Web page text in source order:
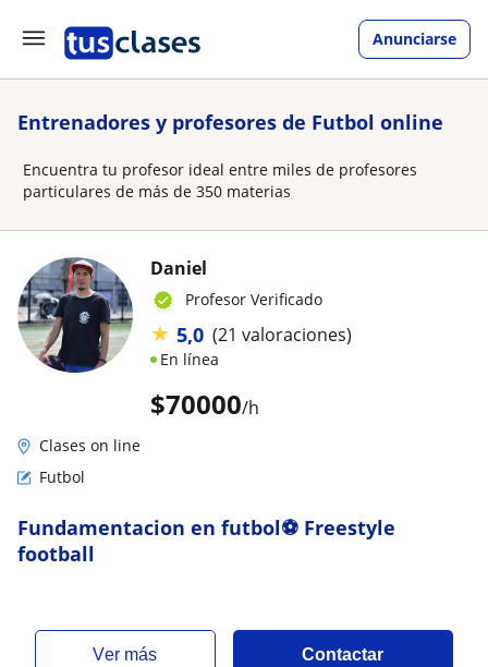
Anunciarse
Entrenadores y profesores de Futbol online
Encuentra tu profesor ideal entre miles de profesores
particulares de más de 350 materias
$70000/h
Daniel
Profesor Verificado
★ 5,0 (21 valoraciones)
En línea
Clases on line
Futbol
Fundamentacion en futbol⚽ Freestyle
football
ver más Contactar